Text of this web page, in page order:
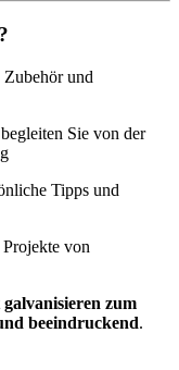
Zubehör und
Sie von der
Tipps und
Projekte von
galvanisieren zum
beeindruckend.